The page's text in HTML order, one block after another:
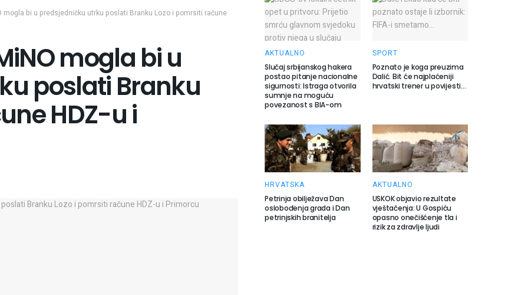
mogla bi u predsjedničku utrku poslati Branku Lozo i pomrsiti račune
mogla bi u
poslati Branku
HDZ-u i
AKTUALNO
Slučaj srbijanskog hakera
postao pitanje nacionalne
sigurnosti: Istraga otvorila
sumnje na moguću
povezanost s BIA-om
SPORT
Poznato je koga preuzima
Dalić. Bit će najplaćeniji
hrvatski trener u povijesti…
HRVATSKA
Petrinja obilježava Dan
oslobođenja grada i Dan
petrinjskih branitelja
AKTUALNO
USKOK objavio rezultate
vještačenja: U Gospiću
opasno onečišćenje tla i
rizik za zdravlje ljudi